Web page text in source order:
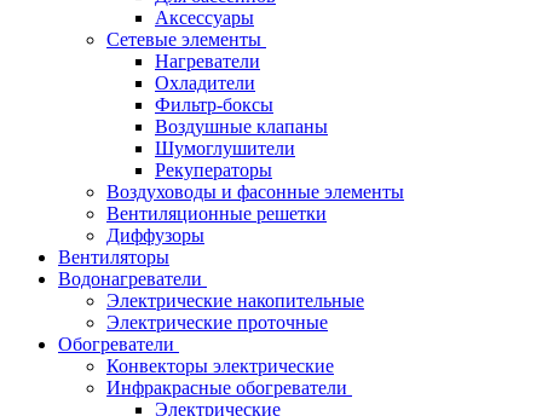
Аксессуары
Сетевые элементы
Нагреватели
Охладители
Фильтр-боксы
Воздушные клапаны
Шумоглушители
Рекуператоры
Воздуховоды и фасонные элементы
Вентиляционные решетки
Диффузоры
Вентиляторы
Водонагреватели
Электрические накопительные
Электрические проточные
Обогреватели
Конвекторы электрические
Инфракрасные обогреватели
Электрические